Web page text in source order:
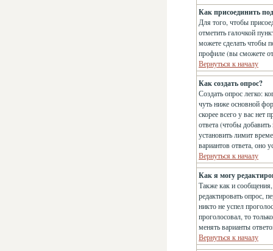
Как присоединить
Для того, чтобы
отметить галочкой
можете сделать чтобы
профиле (вы сможете
Вернуться к началу
Как создать опрос?
Создать опрос легко:
чуть ниже основной
скорее всего у вас нет
ответа (чтобы
установить лимит
вариантов ответа, оно
Вернуться к началу
Как я могу
Также как и
редактировать опрос,
никто не успел
проголосовал, то
менять варианты
Вернуться к началу